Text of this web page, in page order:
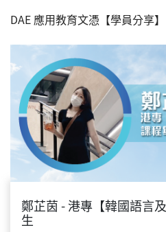
DAE 應用教育文憑【學員分享
鄭芷茵 - 港專【韓國語言
生